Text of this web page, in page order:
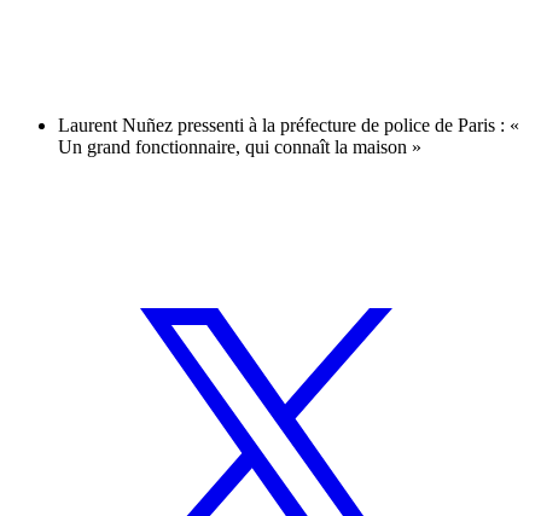
Laurent Nuñez pressenti à la préfecture de police de Paris : «
Un grand fonctionnaire, qui connaît la maison »